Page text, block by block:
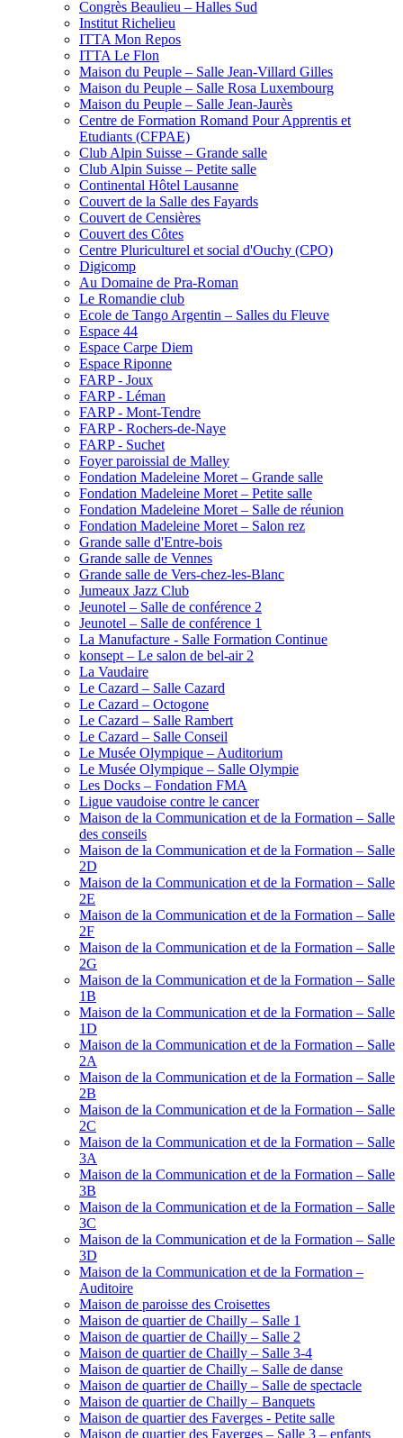
Congrès Beaulieu – Halles Sud
Institut Richelieu
ITTA Mon Repos
ITTA Le Flon
Maison du Peuple – Salle Jean-Villard Gilles
Maison du Peuple – Salle Rosa Luxembourg
Maison du Peuple – Salle Jean-Jaurès
Centre de Formation Romand Pour Apprentis et
Etudiants (CFPAE)
Club Alpin Suisse – Grande salle
Club Alpin Suisse – Petite salle
Continental Hôtel Lausanne
Couvert de la Salle des Fayards
Couvert de Censières
Couvert des Côtes
Centre Pluriculturel et social d'Ouchy (CPO)
Digicomp
Au Domaine de Pra-Roman
Le Romandie club
Ecole de Tango Argentin – Salles du Fleuve
Espace 44
Espace Carpe Diem
Espace Riponne
FARP - Joux
FARP - Léman
FARP - Mont-Tendre
FARP - Rochers-de-Naye
FARP - Suchet
Foyer paroissial de Malley
Fondation Madeleine Moret – Grande salle
Fondation Madeleine Moret – Petite salle
Fondation Madeleine Moret – Salle de réunion
Fondation Madeleine Moret – Salon rez
Grande salle d'Entre-bois
Grande salle de Vennes
Grande salle de Vers-chez-les-Blanc
Jumeaux Jazz Club
Jeunotel – Salle de conférence 2
Jeunotel – Salle de conférence 1
La Manufacture - Salle Formation Continue
konsept – Le salon de bel-air 2
La Vaudaire
Le Cazard – Salle Cazard
Le Cazard – Octogone
Le Cazard – Salle Rambert
Le Cazard – Salle Conseil
Le Musée Olympique – Auditorium
Le Musée Olympique – Salle Olympie
Les Docks – Fondation FMA
Ligue vaudoise contre le cancer
Maison de la Communication et de la Formation – Salle
des conseils
Maison de la Communication et de la Formation – Salle
2D
Maison de la Communication et de la Formation – Salle
2E
Maison de la Communication et de la Formation – Salle
2F
Maison de la Communication et de la Formation – Salle
2G
Maison de la Communication et de la Formation – Salle
1B
Maison de la Communication et de la Formation – Salle
1D
Maison de la Communication et de la Formation – Salle
2A
Maison de la Communication et de la Formation – Salle
2B
Maison de la Communication et de la Formation – Salle
2C
Maison de la Communication et de la Formation – Salle
3A
Maison de la Communication et de la Formation – Salle
3B
Maison de la Communication et de la Formation – Salle
3C
Maison de la Communication et de la Formation – Salle
3D
Maison de la Communication et de la Formation –
Auditoire
Maison de paroisse des Croisettes
Maison de quartier de Chailly – Salle 1
Maison de quartier de Chailly – Salle 2
Maison de quartier de Chailly – Salle 3-4
Maison de quartier de Chailly – Salle de danse
Maison de quartier de Chailly – Salle de spectacle
Maison de quartier de Chailly – Banquets
Maison de quartier des Faverges - Petite salle
Maison de quartier des Faverges – Salle 3 – enfants